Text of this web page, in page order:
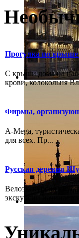
Прогулка по
С крыши дома на
крови, колокольня
Фирмы,
А-Mega,
для всех. Пр...
Русская деревня
Велоэкскурсия
экскурсии начинается